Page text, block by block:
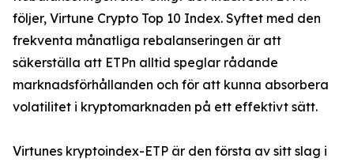
följer, Virtune Crypto Top 10 Index. Syftet med den
frekventa månatliga rebalanseringen är att
säkerställa att ETPn alltid speglar rådande
marknadsförhållanden och för att kunna absorbera
volatilitet i kryptomarknaden på ett effektivt sätt.
Virtunes kryptoindex-ETP är den första av sitt slag i